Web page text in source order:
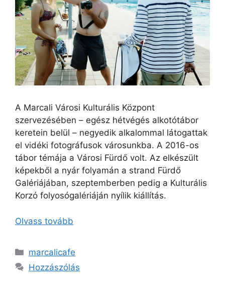
A Marcali Városi Kulturális Központ
szervezésében – egész hétvégés alkotótábor
keretein belül – negyedik alkalommal látogattak
el vidéki fotográfusok városunkba. A 2016-os
tábor témája a Városi Fürdő volt. Az elkészült
képekből a nyár folyamán a strand Fürdő
Galériájában, szeptemberben pedig a Kulturális
Korzó folyosógalériáján nyílik kiállítás.
Olvass tovább
marcalicafe
Hozzászólás